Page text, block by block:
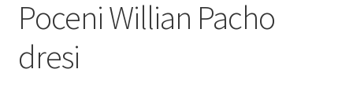
Kontaktiraj nas
Košarica
Poceni Willian Pacho
dresi